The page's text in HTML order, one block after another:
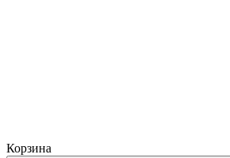
Корзина